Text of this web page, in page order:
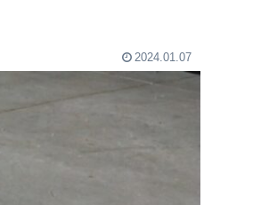
2024.01.07